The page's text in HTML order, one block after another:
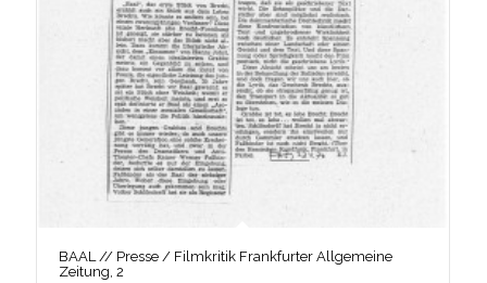
BAAL // Presse / Filmkritik Frankfurter Allgemeine
Zeitung, 2